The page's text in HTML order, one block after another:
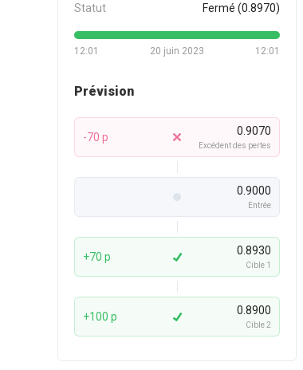
Statut Fermé (0.8970)
12:01 12:01
20 juin 2023
Prévision
-70 p 0.9070
Excédent des pertes
0.9000
Entrée
+70 p 0.8930
Cible 1
+100 p 0.8900
Cible 2